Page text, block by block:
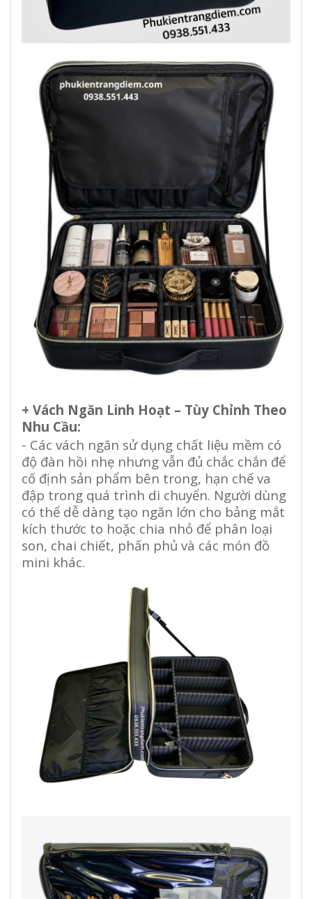
+ Vách Ngăn Linh Hoạt – Tùy Chỉnh Theo
Nhu Cầu:
- Các vách ngăn sử dụng chất liệu mềm có
độ đàn hồi nhẹ nhưng vẫn đủ chắc chắn để
cố định sản phẩm bên trong, hạn chế va
đập trong quá trình di chuyển. Người dùng
có thể dễ dàng tạo ngăn lớn cho bảng mắt
kích thước to hoặc chia nhỏ để phân loại
son, chai chiết, phấn phủ và các món đồ
mini khác.